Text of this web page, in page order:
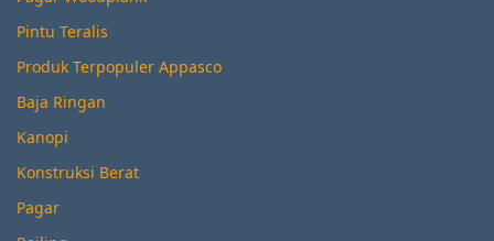
Pintu Teralis
Produk Terpopuler Appasco
Baja Ringan
Kanopi
Konstruksi Berat
Pagar